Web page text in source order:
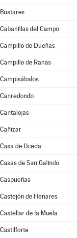
Bustares
Cabanillas del Campo
Campillo de Dueñas
Campillo de Ranas
Campisábalos
Canredondo
Cantalojas
Cañizar
Casa de Uceda
Casas de San Galindo
Caspueñas
Castejón de Henares
Castellar de la Muela
Castilforte